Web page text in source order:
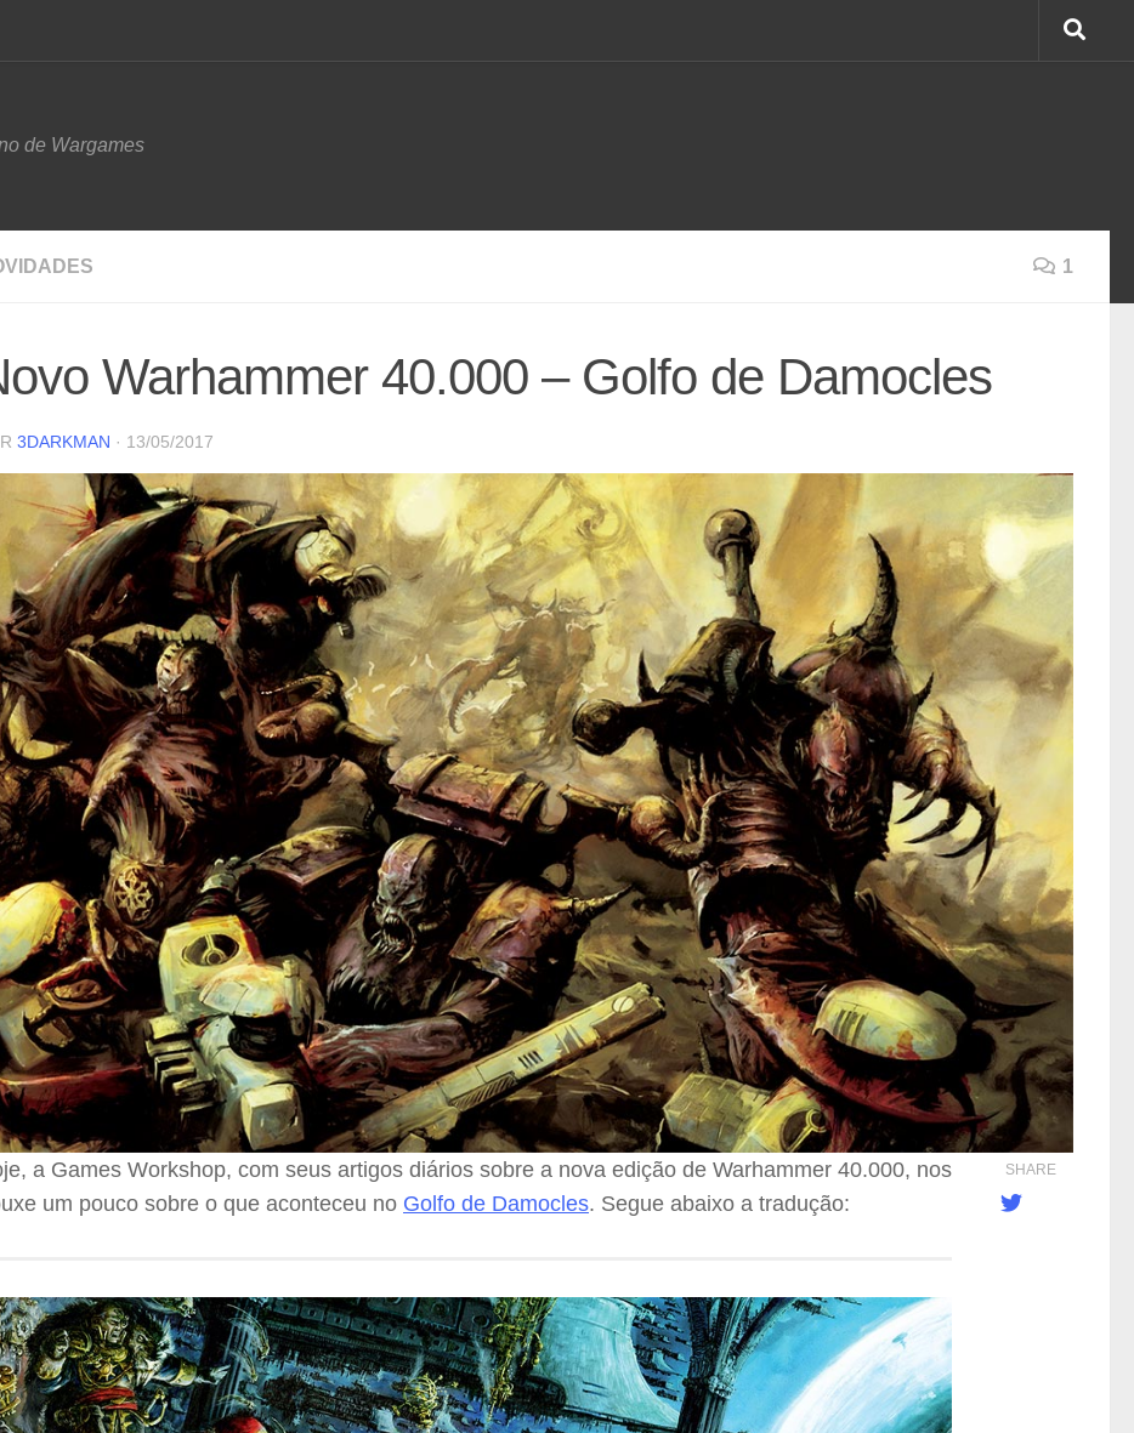
de Wargames
1
Warhammer 40.000 – Golfo de Damocles
3DARKMAN · 13/05/2017
a Games Workshop, com seus artigos diários sobre a nova edição de Warhammer 40.000, nos
um pouco sobre o que aconteceu no Golfo de Damocles. Segue abaixo a tradução:
SHARE